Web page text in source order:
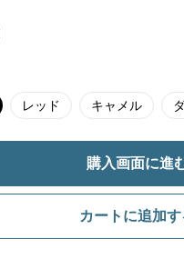
レッド キャメル
購入画面に進
カートに追加す